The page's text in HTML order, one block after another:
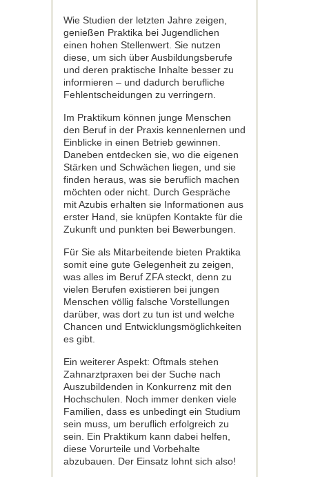
Wie Studien der letzten Jahre zeigen,
genießen Praktika bei Jugendlichen
einen hohen Stellenwert. Sie nutzen
diese, um sich über Ausbildungsberufe
und deren praktische Inhalte besser zu
informieren – und dadurch berufliche
Fehlentscheidungen zu verringern.
Im Praktikum können junge Menschen
den Beruf in der Praxis kennenlernen und
Einblicke in einen Betrieb gewinnen.
Daneben entdecken sie, wo die eigenen
Stärken und Schwächen liegen, und sie
finden heraus, was sie beruflich machen
möchten oder nicht. Durch Gespräche
mit Azubis erhalten sie Informationen aus
erster Hand, sie knüpfen Kontakte für die
Zukunft und punkten bei Bewerbungen.
Für Sie als Mitarbeitende bieten Praktika
somit eine gute Gelegenheit zu zeigen,
was alles im Beruf ZFA steckt, denn zu
vielen Berufen existieren bei jungen
Menschen völlig falsche Vorstellungen
darüber, was dort zu tun ist und welche
Chancen und Entwicklungsmöglichkeiten
es gibt.
Ein weiterer Aspekt: Oftmals stehen
Zahnarztpraxen bei der Suche nach
Auszubildenden in Konkurrenz mit den
Hochschulen. Noch immer denken viele
Familien, dass es unbedingt ein Studium
sein muss, um beruflich erfolgreich zu
sein. Ein Praktikum kann dabei helfen,
diese Vorurteile und Vorbehalte
abzubauen. Der Einsatz lohnt sich also!